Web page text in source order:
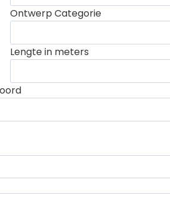
Ontwerp Categorie
Lengte in meters